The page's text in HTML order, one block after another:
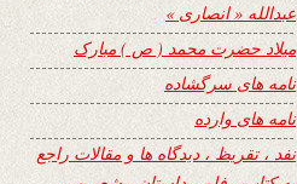
عبدالله « انصاری »
میلاد حضرت محمد ( ص ) مبارک
نامه های سرگشاده
نامه های وارده
نفد ، تقریظ ، دیدگاه ها و مقالات راجع